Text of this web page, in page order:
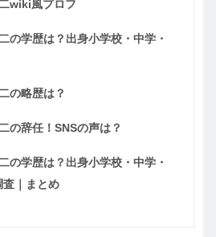
wiki風プロフ
の学歴は？出身小学校・中学・
の略歴は？
の辞任！SNSの声は？
の学歴は？出身小学校・中学・
｜まとめ